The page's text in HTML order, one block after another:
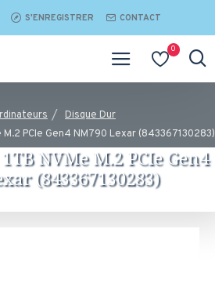
S'ENREGISTRER CONTACT
0
Disque Dur
M.2 PCIe Gen4 NM790 Lexar (843367130283)
NVMe M.2 PCIe Gen4
(843367130283)